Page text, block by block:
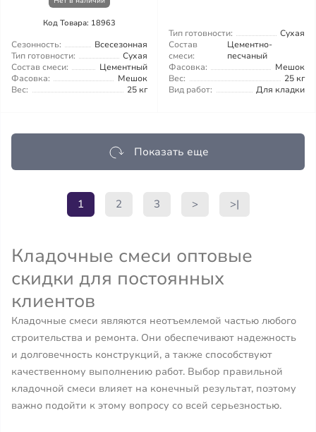
Код Товара: 18963
Сезонность:
Всесезонная
Тип готовности:
Сухая
Состав смеси:
Цементный
Фасовка:
Мешок
Вес:
25 кг
Тип готовности:
Сухая
Состав
смеси:
Цементно-
песчаный
Фасовка:
Мешок
Вес:
25 кг
Вид работ:
Для кладки
Показать еще
1 2 3 > >|
Кладочные смеси оптовые
скидки для постоянных
клиентов
Кладочные смеси являются неотъемлемой частью любого
строительства и ремонта. Они обеспечивают надежность
и долговечность конструкций, а также способствуют
качественному выполнению работ. Выбор правильной
кладочной смеси влияет на конечный результат, поэтому
важно подойти к этому вопросу со всей серьезностью.